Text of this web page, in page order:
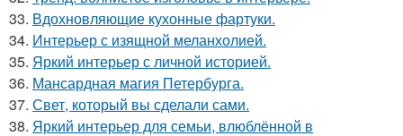
33. Вдохновляющие кухонные фартуки.
34. Интерьер с изящной меланхолией.
35. Яркий интерьер с личной историей.
36. Мансардная магия Петербурга.
37. Свет, который вы сделали сами.
38. Яркий интерьер для семьи, влюблённой в